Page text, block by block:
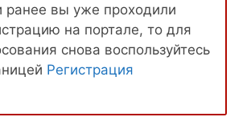
ранее вы уже проходили
на портале, то для
снова воспользуйтесь
Регистрация